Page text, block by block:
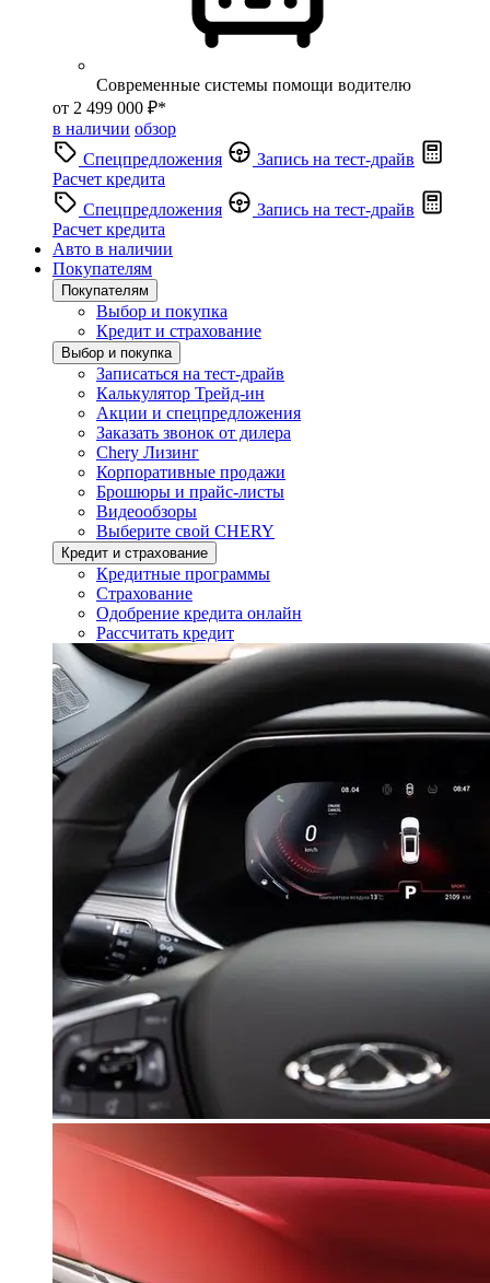
Современные системы помощи водителю
от 2 499 000 ₽*
в наличии обзор
Спецпредложения
Запись на тест-драйв
Расчет кредита
Спецпредложения
Запись на тест-драйв
Расчет кредита
Авто в наличии
Покупателям
Покупателям
Выбор и покупка
Кредит и страхование
Выбор и покупка
Записаться на тест-драйв
Калькулятор Трейд-ин
Акции и спецпредложения
Заказать звонок от дилера
Chery Лизинг
Корпоративные продажи
Брошюры и прайс-листы
Видеообзоры
Выберите свой CHERY
Кредит и страхование
Кредитные программы
Страхование
Одобрение кредита онлайн
Рассчитать кредит